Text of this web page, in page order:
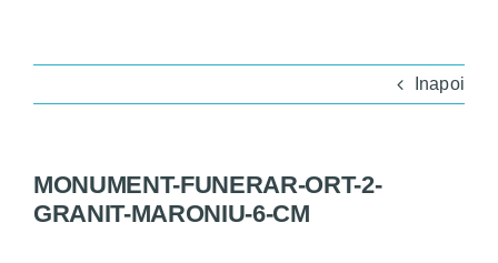
Servicii
Inapoi
MONUMENT-FUNERAR-ORT-2-
GRANIT-MARONIU-6-CM